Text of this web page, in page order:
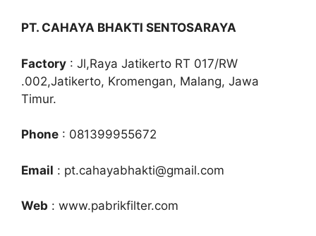
PT. CAHAYA BHAKTI SENTOSARAYA
Factory : Jl,Raya Jatikerto RT 017/RW
.002,Jatikerto, Kromengan, Malang, Jawa
Timur.
Phone : 081399955672
Email : pt.cahayabhakti@gmail.com
Web : www.pabrikfilter.com